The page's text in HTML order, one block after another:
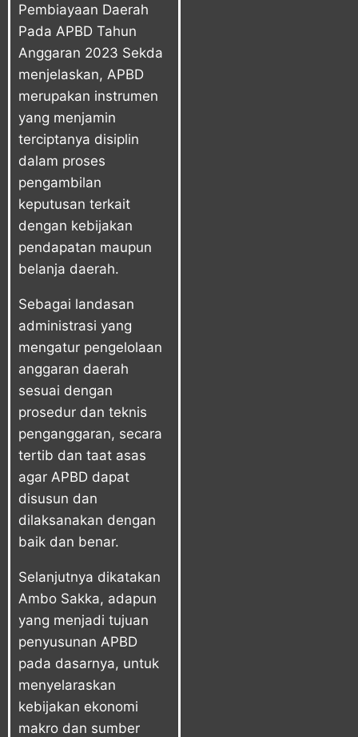
Pembiayaan Daerah
Pada APBD Tahun
Anggaran 2023 Sekda
menjelaskan, APBD
merupakan instrumen
yang menjamin
terciptanya disiplin
dalam proses
pengambilan
keputusan terkait
dengan kebijakan
pendapatan maupun
belanja daerah.
Sebagai landasan
administrasi yang
mengatur pengelolaan
anggaran daerah
sesuai dengan
prosedur dan teknis
penganggaran, secara
tertib dan taat asas
agar APBD dapat
disusun dan
dilaksanakan dengan
baik dan benar.
Selanjutnya dikatakan
Ambo Sakka, adapun
yang menjadi tujuan
penyusunan APBD
pada dasarnya, untuk
menyelaraskan
kebijakan ekonomi
makro dan sumber